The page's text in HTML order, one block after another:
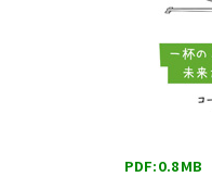
PDF:0.8MB